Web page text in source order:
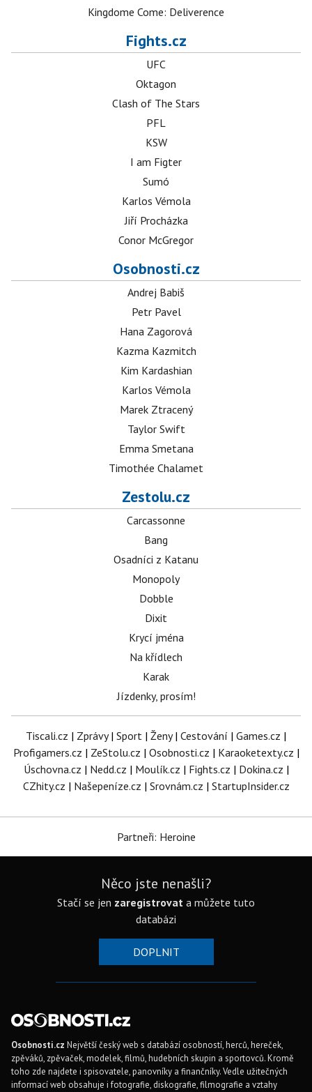
Kingdome Come: Deliverence
Fights.cz
UFC
Oktagon
Clash of The Stars
PFL
KSW
I am Figter
Sumó
Karlos Vémola
Jiří Procházka
Conor McGregor
Osobnosti.cz
Andrej Babiš
Petr Pavel
Hana Zagorová
Kazma Kazmitch
Kim Kardashian
Karlos Vémola
Marek Ztracený
Taylor Swift
Emma Smetana
Timothée Chalamet
Zestolu.cz
Carcassonne
Bang
Osadníci z Katanu
Monopoly
Dobble
Dixit
Krycí jména
Na křídlech
Karak
Jízdenky, prosím!
Tiscali.cz | Zprávy| Sport | Ženy| Cestování | Games.cz |
Profigamers.cz | ZeStolu.cz | Osobnosti.cz | Karaoketexty.cz |
Úschovna.cz | Nedd.cz | Moulík.cz | Fights.cz | Dokina.cz |
CZhity.cz | Našepeníze.cz | Srovnám.cz | StartupInsider.cz
Partneři: Heroine
Něco jste nenašli?
Stačí se jen zaregistrovat a můžete tuto
databázi
DOPLNIT
Osobnosti.cz Největší český web s databází osobností, herců, hereček,
zpěváků, zpěvaček, modelek, filmů, hudebních skupin a sportovců. Kromě
toho zde najdete i spisovatele, panovníky a finančníky. Vedle užitečných
informací web obsahuje i fotografie, diskografie, filmografie a vztahy